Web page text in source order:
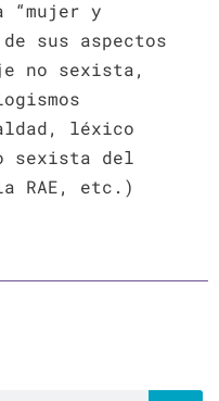
“mujer y
sus aspectos
no sexista,
léxico
sexista del
RAE, etc.)